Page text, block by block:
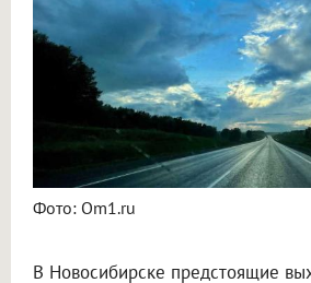
Фото: Om1.ru
В Новосибирске предстоящие